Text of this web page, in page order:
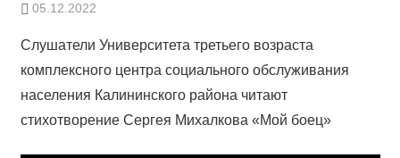
05.12.2022
Слушатели Университета третьего возраста
комплексного центра социального обслуживания
населения Калининского района читают
стихотворение Сергея Михалкова «Мой боец»